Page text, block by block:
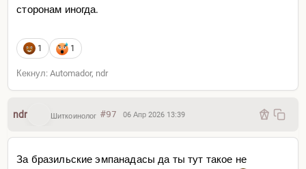
сторонам иногда.
1 1
Кекнул: Automador, ndr
ndr Шиткоинолог #97 06 Апр 2026 13:39
За бразильские эмпанадасы да ты тут такое не